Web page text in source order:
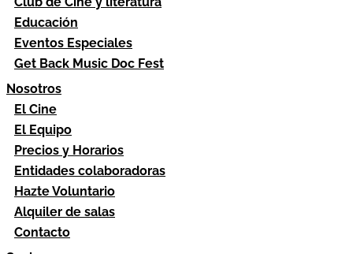
Educación
Eventos Especiales
Get Back Music Doc Fest
Nosotros
El Cine
El Equipo
Precios y Horarios
Entidades colaboradoras
Hazte Voluntario
Alquiler de salas
Contacto